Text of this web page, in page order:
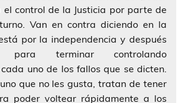
control de la Justicia por parte de
Van en contra diciendo en la
por la independencia y después
terminar controlando
uno de los fallos que se dicten.
que no les gusta, tratan de tener
poder voltear rápidamente a los